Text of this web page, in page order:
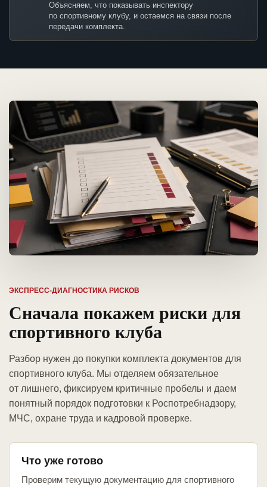
Объясняем, что показывать инспектору
по спортивному клубу, и остаемся на связи после
передачи комплекта.
ЭКСПРЕСС-ДИАГНОСТИКА РИСКОВ
Сначала покажем риски для
спортивного клуба
Разбор нужен до покупки комплекта документов для
спортивного клуба. Мы отделяем обязательное
от лишнего, фиксируем критичные пробелы и даем
понятный порядок подготовки к Роспотребнадзору,
МЧС, охране труда и кадровой проверке.
Что уже готово
Проверим текущую документацию для спортивного